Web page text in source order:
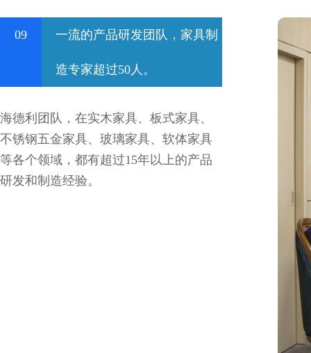
09 一流的产品研发团队，家具制
造专家超过50人。
海德利团队，在实木家具、板式家具、
不锈钢五金家具、玻璃家具、软体家具
等各个领域，都有超过15年以上的产品
研发和制造经验。